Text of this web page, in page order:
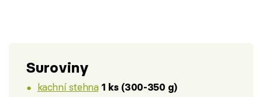
Suroviny
kachní stehna 1 ks (300-350 g)